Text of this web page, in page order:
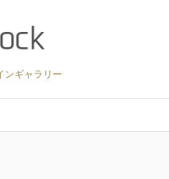
ンギャラリー